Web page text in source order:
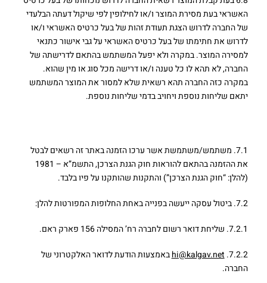
האשראי בעת מסירת המוצר ו/או לחילופין לפי שיקול דעתה הבלעדי
של החברה לדרוש הצגת תעודת זהות של בעל כרטיס האשראי ו/או
לדרוש את חתימתו של בעל כרטיס האשראי על גבי אישור כתנאי
למסירה המוצר. במקרה ולא יפעל המשתמש בהתאם לדרישתה של
החברה, לא תהא לו כל טענה ו/או דרישה מכל סוג או מין שהוא.
במקרה כזה החברה תהא רשאית שלא למסור את המוצר המשתמש
יתאם שליחות נוספת ויחויב בדמי שליחות נוספת.
7.1. משתמש/משתמשת אשר ערכו הזמנה באתר זה רשאים לבטל
את ההזמנה בהתאם להוראות חוק הגנת הצרכן, התשמ”א – 1981
(להלן: “חוק הגנת הצרכן”) והתקנות שהותקנו על פיו בלבד.
7.2. ביטול עסקה ייעשה בפנייה באחת החלופות המפורטות להלן:
7.2.1. שליחת דואר רשום לחברה רח’ המסילה 156 פארק ראם.
7.2.2.
hi@kalgav.netבאמצעות הודעת לדואר האלקטרוני של
החברה.